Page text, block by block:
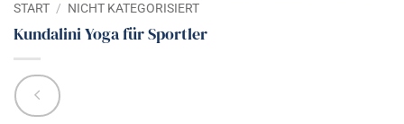
START / NICHT KATEGORISIERT
Kundalini Yoga für Sportler